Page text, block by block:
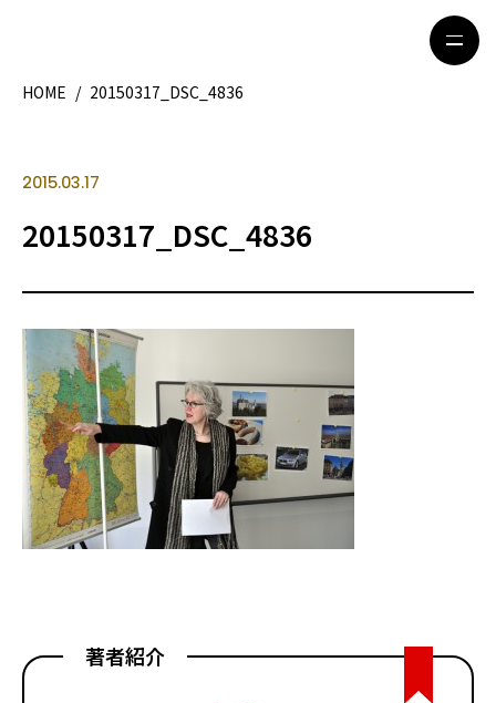
観光ガイド
留学＆キャリア
ライフスタイル
著者一覧
ライター募集
HOME / 20150317_DSC_4836
2015.03.17
20150317_DSC_4836
著者紹介